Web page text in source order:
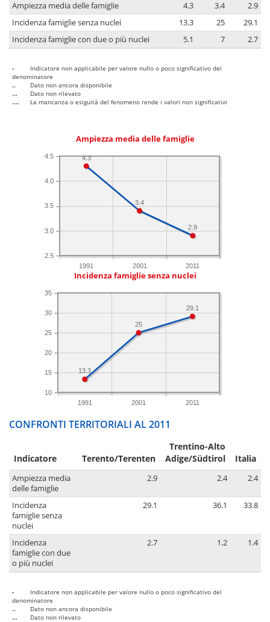
Ampiezza media delle famiglie 4.3 3.4
2.9
Incidenza famiglie senza nuclei
13.3 25
29.1
Incidenza famiglie con due o più nuclei
5.1 7 2.7
-
Indicatore non applicabile per valore nullo o poco significativo del
denominatore
..
Dato non ancora disponibile
...
Dato non rilevato
....
La mancanza o esiguità del fenomeno rende i valori non significativi
Ampiezza media delle famiglie
1991 2001 2011
2.5
3.0
3.5
4.0
4.5
2.9
3.4
4.3
Incidenza famiglie senza nuclei
1991 2001 2011
10
15
20
25
30
35
29.1
25
13.3
CONFRONTI TERRITORIALI AL 2011
Indicatore Terento/Terenten
Trentino-Alto
Adige/Südtirol
Italia
Ampiezza media
delle famiglie
2.9 2.4 2.4
Incidenza
famiglie senza
nuclei
29.1 36.1 33.8
Incidenza
famiglie con due
o più nuclei
2.7 1.2 1.4
-
Indicatore non applicabile per valore nullo o poco significativo del
denominatore
..
Dato non ancora disponibile
...
Dato non rilevato